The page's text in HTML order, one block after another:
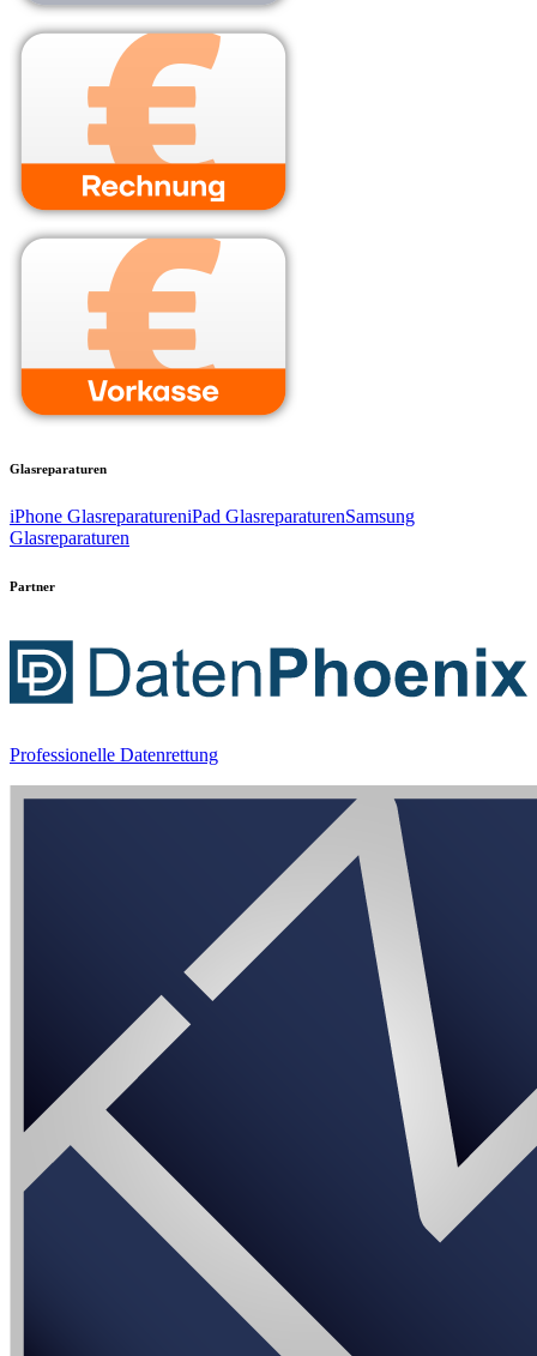
Glasreparaturen
iPhone GlasreparatureniPad GlasreparaturenSamsung
Glasreparaturen
Partner
Professionelle Datenrettung